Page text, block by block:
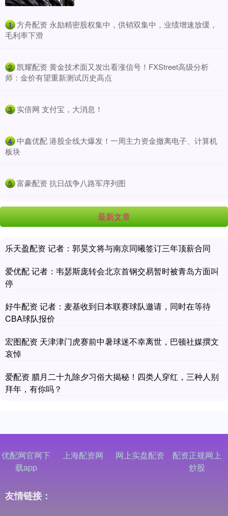
1 ​方舟配资 永励精密股权集中，供销双集中，业绩增速放缓，
毛利率下滑
2 ​凯耀配资 黄金技术面又发出看涨信号！FXStreet高级分析
师：金价有望重新测试历史高点
3 ​实倍网 支付宝，大消息！
4 ​中鑫优配 港股全线大爆发！一周主力资金撤离电子、计算机
板块
5 ​富豪配资 抗日战争八路军序列图
最新文章
乐天盈配资 记者：郭昊文将与南京同曦签订三年顶薪合同
爱优配 记者：韦瑟斯庞转会北京首钢交易暂时被青岛方面叫
停
好牛配资 记者：麦基收到日本联赛球队邀请，同时在等待
CBA球队报价
宏图配资 天津津门虎赛前中暑球迷不幸离世，巴顿社媒撰文
哀悼
爱配资 腊月二十九除夕习俗大揭秘！四类人穿红，三种人别
拜年，有你吗？
优配网官网下
载app
上海配资网 网上实盘配资
配资正规网上
炒股
友情链接：